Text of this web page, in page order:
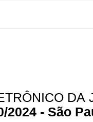
DA
2024 - São